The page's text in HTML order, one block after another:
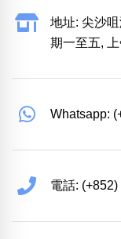
地址: 尖沙
期一至五,
Whatsapp:
電話: